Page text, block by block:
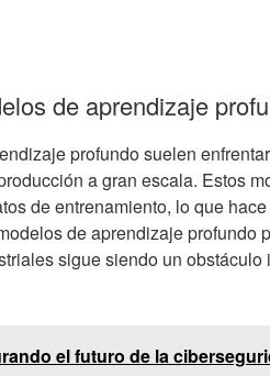
de aprendizaje
profundo suelen
a gran escala. Estos
de entrenamiento, lo que
de aprendizaje profundo
sigue siendo un obstáculo
el futuro de la